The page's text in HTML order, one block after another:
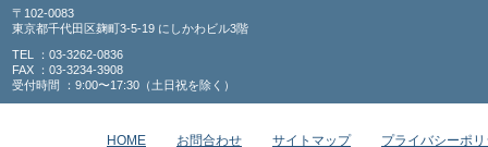
〒102-0083
東京都千代田区麹町3-5-19 にしかわビル3階
TEL ：03-3262-0836
FAX ：03-3234-3908
受付時間 ：9:00〜17:30（土日祝を除く）
HOME お問合わせ サイトマップ プライバシーポ